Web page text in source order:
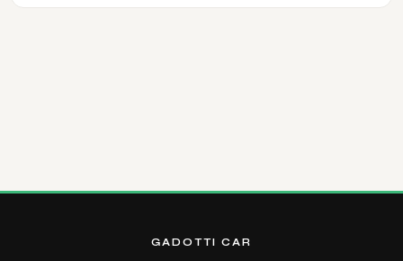
GADOTTI CAR